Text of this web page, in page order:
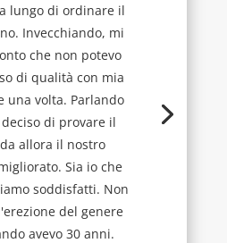
lungo di ordinare il
Invecchiando, mi
che non potevo
di qualità con mia
una volta. Parlando
di provare il
allora il nostro
Sia io che
soddisfatti. Non
del genere
avevo 30 anni.